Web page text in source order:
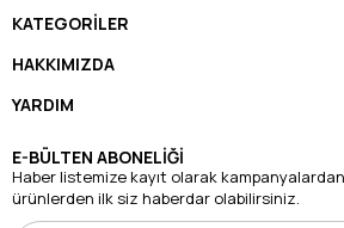
KATEGORİLER
HAKKIMIZDA
YARDIM
E-BÜLTEN ABONELİĞİ
Haber listemize kayıt olarak
ürünlerden ilk siz haberdar olabilirsiniz.